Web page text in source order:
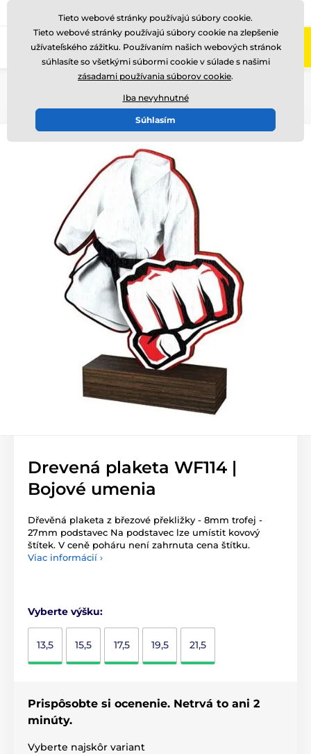
Zavolajte nám (Po-Pi 8-17) +421220255160
Drevená plaketa WF114 |
Bojové umenia
Dřevěná plaketa z březové překližky - 8mm trofej -
27mm podstavec Na podstavec lze umístit kovový
štítek. V ceně poháru není zahrnuta cena štítku.
Viac informácií ›
Vyberte výšku:
13,5 15,5 17,5 19,5 21,5
Prispôsobte si ocenenie. Netrvá to ani 2
minúty.
Vyberte najskôr variant
Tieto webové stránky používajú súbory cookie.
Tieto webové stránky používajú súbory cookie na zlepšenie
užívateľského zážitku. Používaním našich webových stránok
súhlasíte so všetkými súbormi cookie v súlade s našimi
zásadami používania súborov cookie.
Iba nevyhnutné
Súhlasím